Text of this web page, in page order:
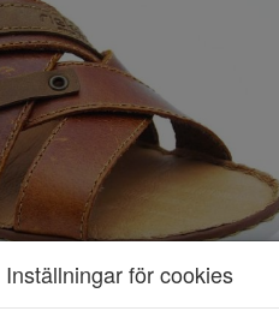
Inställningar för cookies